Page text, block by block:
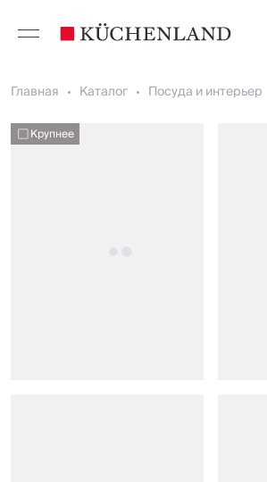
Главная Каталог Посуда и интерьер
Крупнее